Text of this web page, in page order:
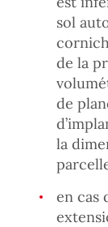
sol
de la
de
la
en cas